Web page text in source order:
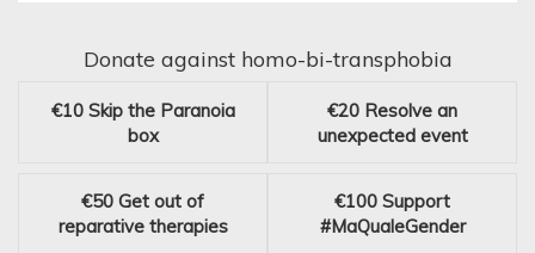
Donate against homo-bi-transphobia
€10 Skip the Paranoia
box
€20 Resolve an
unexpected event
€50 Get out of
reparative therapies
€100 Support
#MaQualeGender